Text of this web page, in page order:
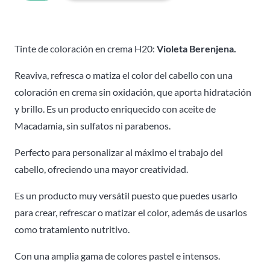
Hidracolor
100ml
cantidad
Tinte de coloración en crema H20: Violeta Berenjena.
Reaviva, refresca o matiza el color del cabello con una
coloración en crema sin oxidación, que aporta hidratación
y brillo. Es un producto enriquecido con aceite de
Macadamia, sin sulfatos ni parabenos.
Perfecto para personalizar al máximo el trabajo del
cabello, ofreciendo una mayor creatividad.
Es un producto muy versátil puesto que puedes usarlo
para crear, refrescar o matizar el color, además de usarlos
como tratamiento nutritivo.
Con una amplia gama de colores pastel e intensos.